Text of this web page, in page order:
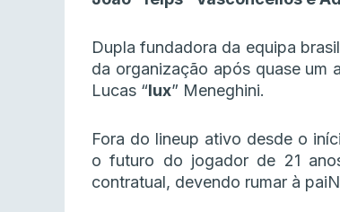
Dupla fundadora da equipa
da organização após quase um
Lucas “lux” Meneghini.
Fora do lineup ativo desde o
o futuro do jogador de 21
contratual, devendo rumar à